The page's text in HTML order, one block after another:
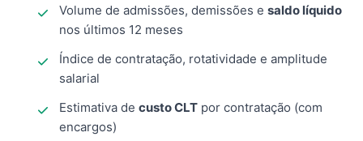
Volume de admissões, demissões e saldo líquido
nos últimos 12 meses
Índice de contratação, rotatividade e amplitude
salarial
Estimativa de custo CLT por contratação (com
encargos)